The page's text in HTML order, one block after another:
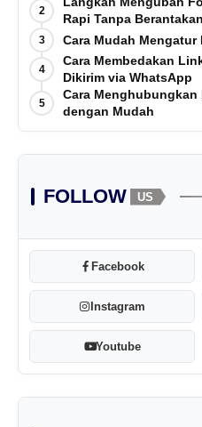
2
Rapi Tanpa Berantakan
3 Cara Mudah
4
Cara Membedakan
Dikirim via WhatsApp
5
Cara Menghubungkan
dengan Mudah
FOLLOW US
Facebook
Instagram
Youtube